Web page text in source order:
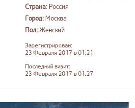
Страна: Россия
Город: Москва
Пол:Женский
Зарегистрирован:
23 Февраля 2017 в 01:21
Последний визит:
23 Февраля 2017 в 01:27